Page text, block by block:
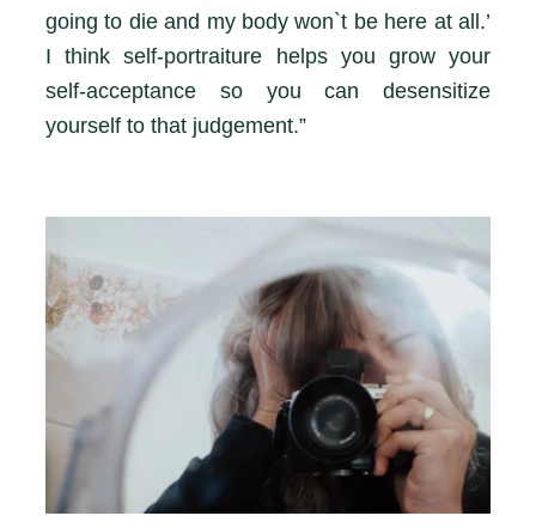
going to die and my body won`t be here at all.’
I think self-portraiture helps you grow your
self-acceptance so you can desensitize
yourself to that judgement.”